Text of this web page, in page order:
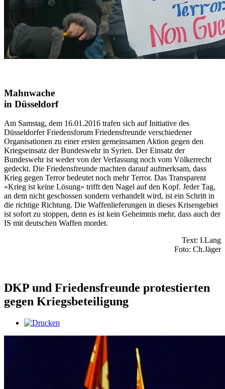
Mahnwache
in Düsseldorf
Am Samstag, dem 16.01.2016 trafen sich auf Initiative des
Düsseldorfer Friedensforum Friedensfreunde verschiedener
Organisationen zu einer ersten gemeinsamen Aktion gegen den
Kriegseinsatz der Bundeswehr in Syrien. Der Einsatz der
Bundeswehr ist weder von der Verfassung noch vom Völkerrecht
gedeckt. Die Friedensfreunde machten darauf aufmerksam, dass
Krieg gegen Terror bedeutet noch mehr Terror. Das Transparent
«Krieg ist keine Lösung» trifft den Nagel auf den Kopf. Jeder Tag,
an dem nicht geschossen sondern verhandelt wird, ist ein Schritt in
die richtige Richtung. Die Waffenlieferungen in dieses Krisengebiet
ist sofort zu stoppen, denn es ist kein Geheimnis mehr, dass auch der
IS mit deutschen Waffen mordet.
Text: I.Lang
Foto: Ch.Jäger
DKP und Friedensfreunde protestierten
gegen Kriegsbeteiligung